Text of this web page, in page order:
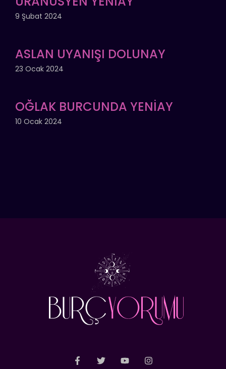
9 Şubat 2024
ASLAN UYANIŞI DOLUNAY
23 Ocak 2024
OĞLAK BURCUNDA YENİAY
10 Ocak 2024